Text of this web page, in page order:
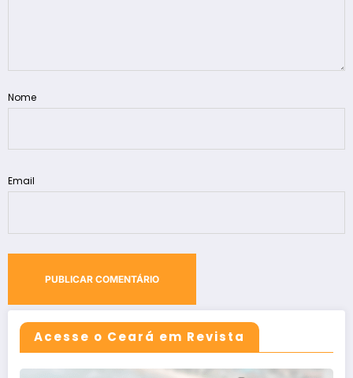
Nome
Email
Acesse o Ceará em Revista